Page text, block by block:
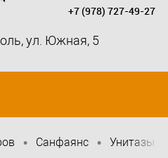
+7 (978) 727-49-27
ул. Южная, 5
• Санфаянс • Унитазы